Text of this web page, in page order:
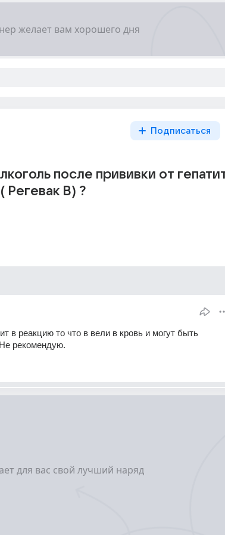
Подписаться
после прививки от
Регевак В) ?
в реакцию то что в вели в кровь и могут быть
рекомендую.